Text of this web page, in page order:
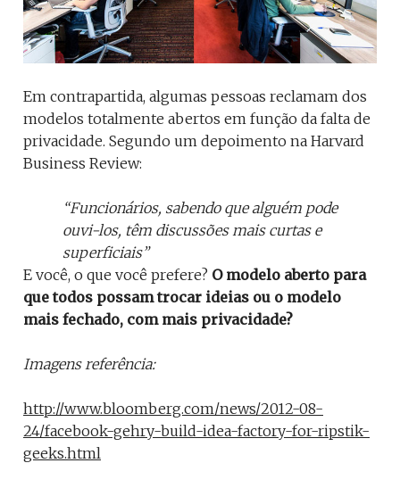
Em contrapartida, algumas pessoas reclamam dos
modelos totalmente abertos em função da falta de
privacidade. Segundo um depoimento na Harvard
Business Review:
“Funcionários, sabendo que alguém pode
ouvi-los, têm discussões mais curtas e
superficiais”
E você, o que você prefere? O modelo aberto para
que todos possam trocar ideias ou o modelo
mais fechado, com mais privacidade?
Imagens referência:
http://www.bloomberg.com/news/2012-08-
24/facebook-gehry-build-idea-factory-for-ripstik-
geeks.html